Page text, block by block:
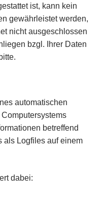
ist, kann kein
gewährleistet werden,
nicht ausgeschlossen
bzgl. Ihrer Daten
automatischen
betreffend
als Logfiles auf einem
dabei: